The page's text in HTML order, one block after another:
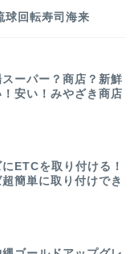
球回転寿司海来
ーパー？商店？新鮮
安い！みやざき商店
にETCを取り付ける！
簡単に取り付けでき